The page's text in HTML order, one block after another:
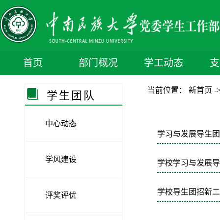
首页 部门概况
部门领导
学工动态
学生团队
中心动态
学风建设
评奖评优
当前位置： 新首页 -
学习与发展导生
学校学习与发展
学校导生团招新